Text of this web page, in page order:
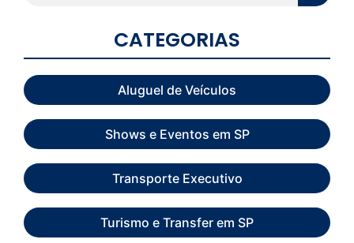
CATEGORIAS
Aluguel de Veículos
Shows e Eventos em SP
Transporte Executivo
Turismo e Transfer em SP